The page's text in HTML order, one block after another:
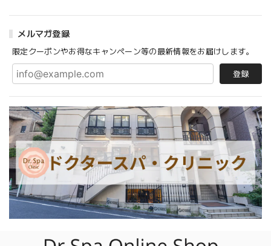
メルマガ登録
限定クーポンやお得なキャンペーン等の最新情報をお届けします。
登録